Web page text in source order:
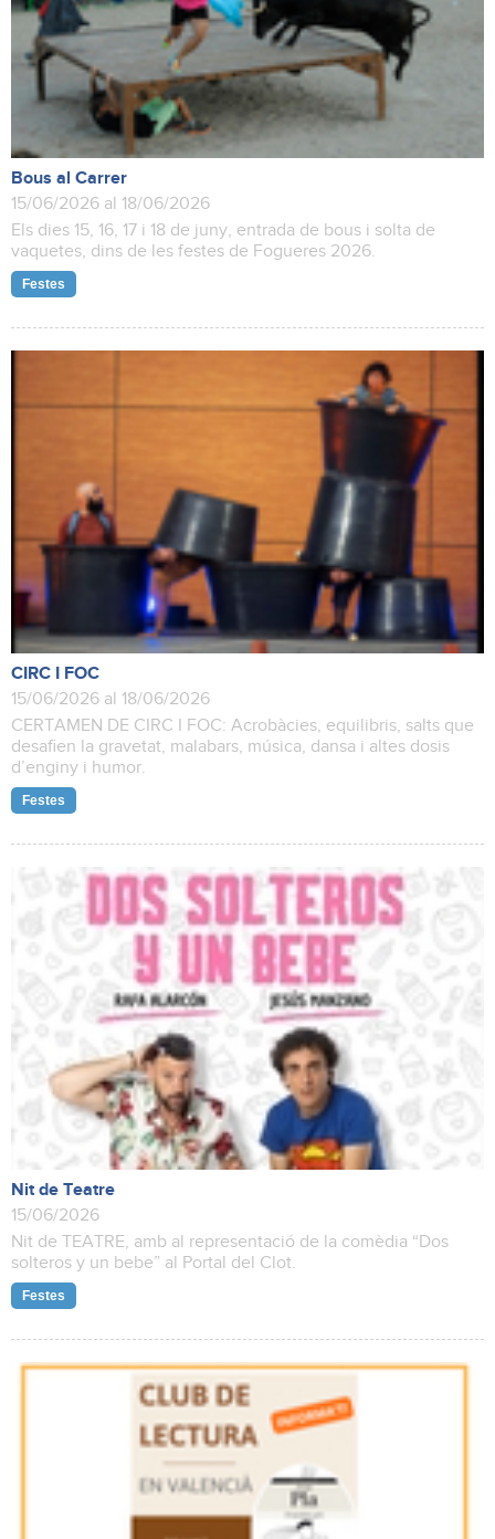
Bous al Carrer
15/06/2026 al 18/06/2026
Els dies 15, 16, 17 i 18 de juny, entrada de bous i solta de
vaquetes, dins de les festes de Fogueres 2026.
Festes
CIRC I FOC
15/06/2026 al 18/06/2026
CERTAMEN DE CIRC I FOC: Acrobàcies, equilibris, salts que
desafien la gravetat, malabars, música, dansa i altes dosis
d’enginy i humor.
Festes
Nit de Teatre
15/06/2026
Nit de TEATRE, amb al representació de la comèdia “Dos
solteros y un bebe” al Portal del Clot.
Festes